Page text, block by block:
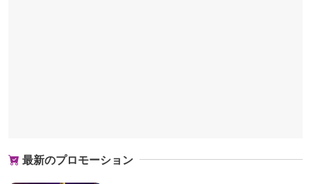
最新のプロモーション